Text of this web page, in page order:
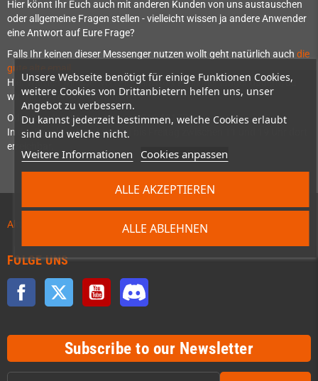
Unsere Webseite benötigt für einige Funktionen Cookies,
weitere Cookies von Drittanbietern helfen uns, unser
Angebot zu verbessern.
Du kannst jederzeit bestimmen, welche Cookies erlaubt
sind und welche nicht.
Weitere Informationen Cookies anpassen
ALLE ABLEHNEN
ALLE AKZEPTIEREN
Hier könnt Ihr Euch auch mit anderen Kunden von uns austauschen
oder allgemeine Fragen stellen - vielleicht wissen ja andere Anwender
eine Antwort auf Eure Frage?
Falls Ihr keinen dieser Messenger nutzen wollt geht natürlich auch die
gute alte email
Hier warnen wir aber vor: Eine Antwort kann hier länger dauern, da
wir mit den emails nicht hinterherkommen.
Oder aber Ihr ruft uns an: +49 841 1317733
In der Regel sind wir Montag bis Freitag zwischen 11 und 19 Uhr dort
erreichbar.
Aktuelles zu Vorbestellungen!
FOLGE UNS
Facebook Twitter YouTube
Subscribe to our Newsletter